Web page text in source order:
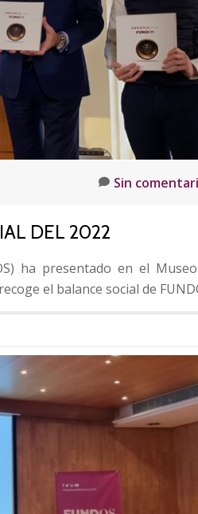
e
intimidad’
en
Soria
Sin
DEL 2022
ha presentado en el
el balance social de